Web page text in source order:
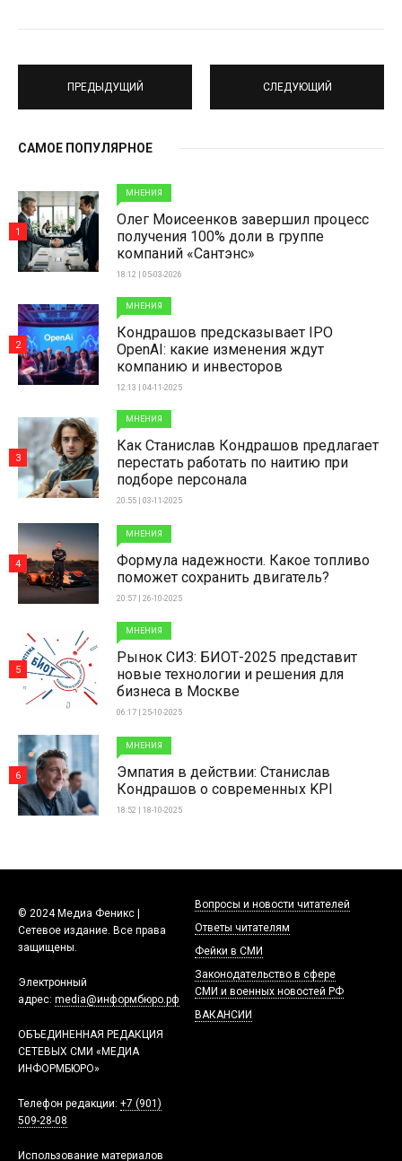
ПРЕДЫДУЩИЙ СЛЕДУЮЩИЙ
САМОЕ ПОПУЛЯРНОЕ
МНЕНИЯ
Олег Моисеенков завершил процесс
получения 100% доли в группе
компаний «Сантэнс»
18:12 | 05-03-2026
1
МНЕНИЯ
Кондрашов предсказывает IPO
OpenAI: какие изменения ждут
компанию и инвесторов
12:13 | 04-11-2025
2
МНЕНИЯ
Как Станислав Кондрашов предлагает
перестать работать по наитию при
подборе персонала
20:55 | 03-11-2025
3
МНЕНИЯ
Формула надежности. Какое топливо
поможет сохранить двигатель?
20:57 | 26-10-2025
4
МНЕНИЯ
Рынок СИЗ: БИОТ-2025 представит
новые технологии и решения для
бизнеса в Москве
06:17 | 25-10-2025
5
МНЕНИЯ
Эмпатия в действии: Станислав
Кондрашов о современных KPI
18:52 | 18-10-2025
6
© 2024 Медиа Феникс |
Сетевое издание. Все права
защищены.
Электронный
адрес: media@информбюро.рф
ОБЪЕДИНЕННАЯ РЕДАКЦИЯ
СЕТЕВЫХ СМИ «МЕДИА
ИНФОРМБЮРО»
Телефон редакции: +7 (901)
509-28-08
Использование материалов
Вопросы и новости читателей
Ответы читателям
Фейки в СМИ
Законодательство в сфере
СМИ и военных новостей РФ
ВАКАНСИИ